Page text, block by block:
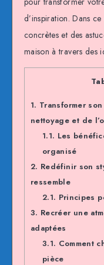
d’inspiration. Dans
concrètes et des
maison à travers des
1. Transformer
nettoyage et de
1.1. Les
organisé
2. Redéfinir son
ressemble
2.1. Principes
3. Recréer une
adaptées
3.1. Comment
pièce